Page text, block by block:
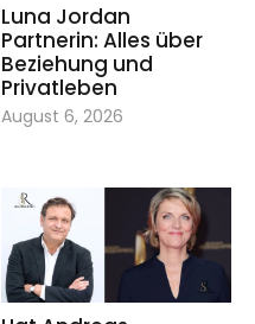
Luna Jordan
Partnerin: Alles über
Beziehung und
Privatleben
August 6, 2026